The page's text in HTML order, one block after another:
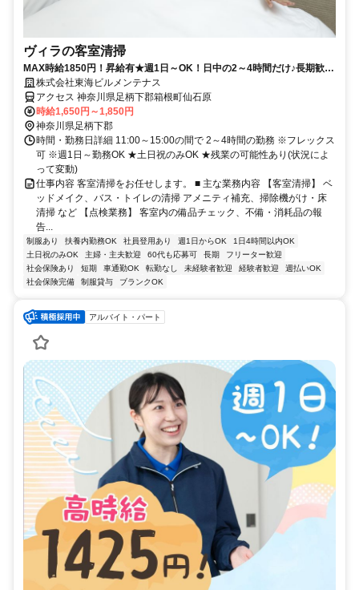
ヴィラの客室清掃
MAX時給1850円！昇給有★週1日～OK！日中の2～4時間だけ♪長期歓迎
♪スキマ時間で高収入を目指せます！
株式会社東海ビルメンテナス
アクセス 神奈川県足柄下郡箱根町仙石原
時給1,650円～1,850円
神奈川県足柄下郡
時間・勤務日詳細 11:00～15:00の間で 2～4時間の勤務 ※フレックス
可 ※週1日～勤務OK ★土日祝のみOK ★残業の可能性あり(状況によ
って変動)
仕事内容 客室清掃をお任せします。 ■ 主な業務内容 【客室清掃】 ベ
ッドメイク、バス・トイレの清掃 アメニティ補充、掃除機がけ・床
清掃 など 【点検業務】 客室内の備品チェック、不備・消耗品の報
告...
制服あり 扶養内勤務OK 社員登用あり 週1日からOK
1日4時間以内OK
土日祝のみOK
主婦・主夫歓迎 60代も応募可 長期
フリーター歓迎
社会保険あり
短期 車通勤OK 転勤なし 未経験者歓迎 経験者歓迎
週払いOK
社会保険完備
制服貸与 ブランクOK
アルバイト・パート